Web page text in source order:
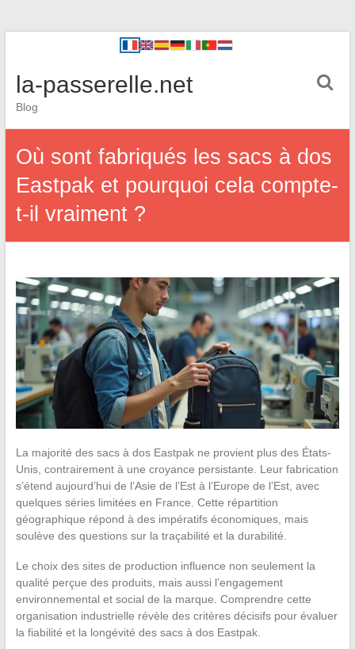
la-passerelle.net
Blog
Où sont fabriqués les sacs à dos
Eastpak et pourquoi cela compte-
t-il vraiment ?
La majorité des sacs à dos Eastpak ne provient plus des États-
Unis, contrairement à une croyance persistante. Leur fabrication
s’étend aujourd’hui de l’Asie de l’Est à l’Europe de l’Est, avec
quelques séries limitées en France. Cette répartition
géographique répond à des impératifs économiques, mais
soulève des questions sur la traçabilité et la durabilité.
Le choix des sites de production influence non seulement la
qualité perçue des produits, mais aussi l’engagement
environnemental et social de la marque. Comprendre cette
organisation industrielle révèle des critères décisifs pour évaluer
la fiabilité et la longévité des sacs à dos Eastpak.